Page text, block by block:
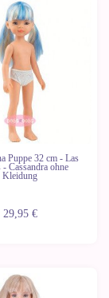
Puppe 32 cm - Las
Cassandra ohne
Kleidung
29,95 €